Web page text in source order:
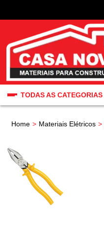
TODAS AS CATEGORIAS
Home Materiais Elétricos